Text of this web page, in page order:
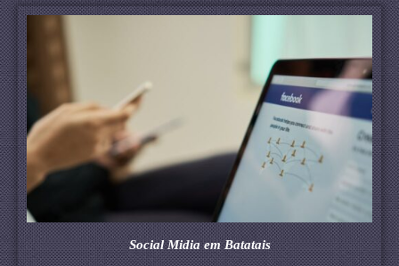
Social Midia em Batatais